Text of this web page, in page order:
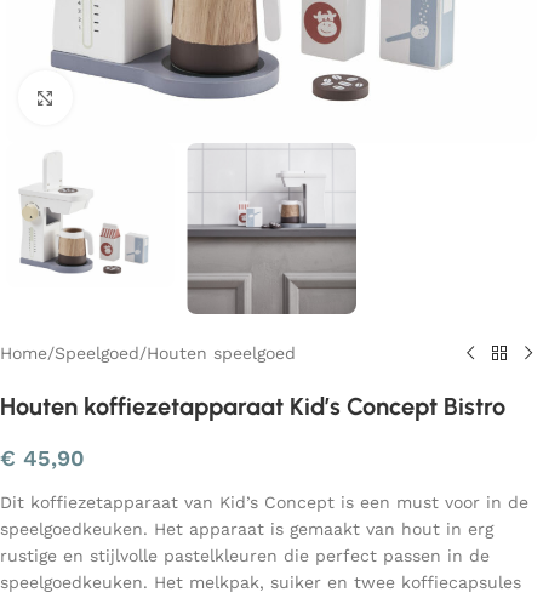
Klik om te vergroten
Home/Speelgoed/Houten speelgoed
Houten koffiezetapparaat Kid’s Concept Bistro
€ 45,90
Dit koffiezetapparaat van Kid’s Concept is een must voor in de
speelgoedkeuken. Het apparaat is gemaakt van hout in erg
rustige en stijlvolle pastelkleuren die perfect passen in de
speelgoedkeuken. Het melkpak, suiker en twee koffiecapsules